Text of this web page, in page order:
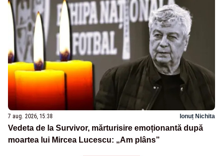
7 aug. 2026, 15:38 Ionuț Nichita
Vedeta de la Survivor, mărturisire emoționantă după
moartea lui Mircea Lucescu: „Am plâns”